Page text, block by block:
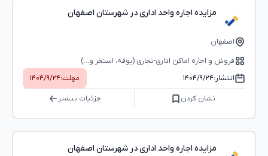
مزایده اجاره واحد اداری در شهرستان اصفهان
اصفهان
فروش و اجاره اماکن اداری-تجاری (بوفه، استخر و...)
انتشار:۱۴۰۴/۹/۲۴ مهلت:۱۴۰۴/۹/۲۴
نشان کردن جزئیات بیشتر
مزایده اجاره واحد اداری در شهرستان اصفهان